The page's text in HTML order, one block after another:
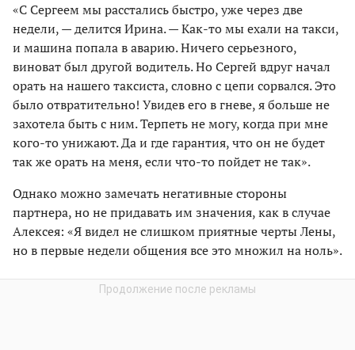
«С Сергеем мы расстались быстро, уже через две
недели, — делится Ирина. — Как-то мы ехали на такси,
и машина попала в аварию. Ничего серьезного,
виноват был другой водитель. Но Сергей вдруг начал
орать на нашего таксиста, словно с цепи сорвался. Это
было отвратительно! Увидев его в гневе, я больше не
захотела быть с ним. Терпеть не могу, когда при мне
кого-то унижают. Да и где гарантия, что он не будет
так же орать на меня, если что-то пойдет не так».
Однако можно замечать негативные стороны
партнера, но не придавать им значения, как в случае
Алексея: «Я видел не слишком приятные черты Лены,
но в первые недели общения все это множил на ноль».